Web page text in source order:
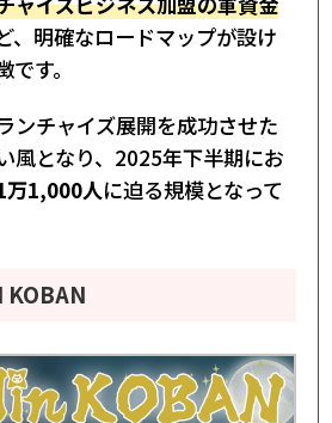
、明確なロードマップが設け
す。
ンチャイズ展開を成功させた
風となり、2025年下半期にお
万1,000人に迫る規模となって